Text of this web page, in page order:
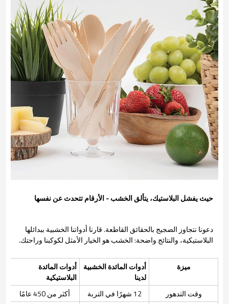
حيث يفشل البلاستيك، يتألق الخشب - الأرقام تتحدث عن نفسها
دعونا نتجاوز الضجيج بالحقائق القاطعة. قارنا أدواتنا الخشبية ببدائلها
البلاستيكية، والنتائج واضحة: الخشب هو الخيار الأمثل لكوكبنا وراحتك.
ميزة
أدوات المائدة الخشبية
لدينا
أدوات المائدة
البلاستيكية
وقت التدهور
12 شهرًا في التربة أكثر من 450 عامًا